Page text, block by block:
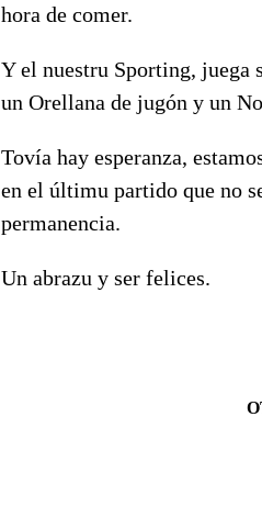
hora de comer.
Y el nuestru Sporting, juega
un Orellana de jugón y un
Tovía hay esperanza,
en el últimu partido que no
permanencia.
Un abrazu y ser felices.